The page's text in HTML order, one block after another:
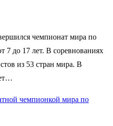
чемпионат мира по
7 до 17 лет. В соревнованиях
из 53 стран мира. В